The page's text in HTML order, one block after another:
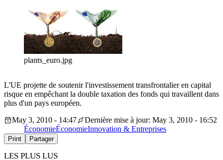
plants_euro.jpg
L'UE projette de soutenir l'investissement transfrontalier en capital
risque en empêchant la double taxation des fonds qui travaillent dans
plus d'un pays européen.
May 3, 2010 - 14:47
Dernière mise à jour: May 3, 2010 - 16:52
ÉconomieÉconomieInnovation & Entreprises
Print Partager
LES PLUS LUS